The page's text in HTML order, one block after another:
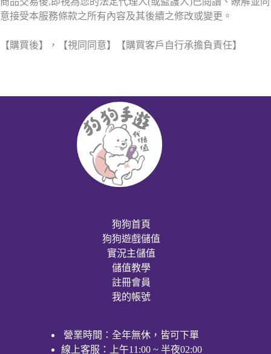
意接受本服務條款之所有內容及其後續之修改或變更。
【購買後】，【視同同意】【購買客戶自行承擔負責任】
狗狗首頁
狗狗遊戲儲值
實況主儲值
儲值教學
註冊會員
我的帳號
營業時間：全年無休，皆可下單
線上客服：上午11:00 ~ 半夜02:00